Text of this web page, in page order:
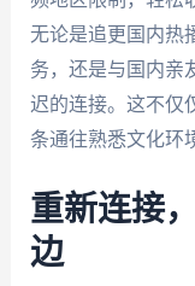
无论是追更国内热
务，还是与国内亲
迟的连接。这不仅
条通往熟悉文化环
重新连接
边